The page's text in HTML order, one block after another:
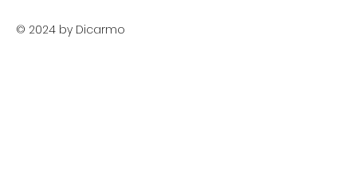
© 2024 by Dicarmo